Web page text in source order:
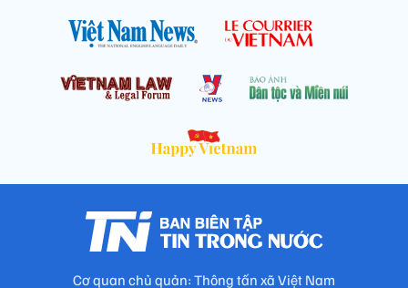
Cơ quan chủ quản: Thông tấn xã Việt Nam